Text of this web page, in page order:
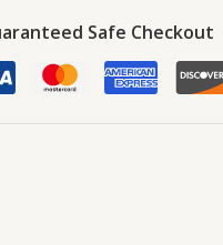
Safe Checkout